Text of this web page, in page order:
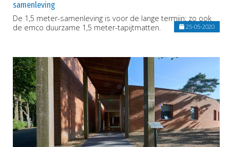
samenleving
De 1,5 meter-samenleving is voor de lange termijn; zo ook
de emco duurzame 1,5 meter-tapijtmatten.
25-05-2020